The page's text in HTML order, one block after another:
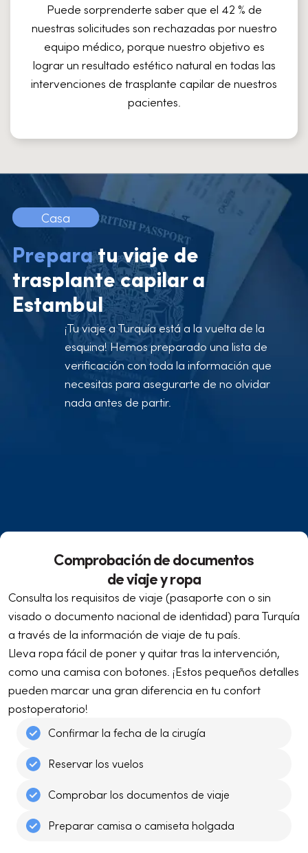
Puede sorprenderte saber que el 42 % de
nuestras solicitudes son rechazadas por nuestro
equipo médico, porque nuestro objetivo es
lograr un resultado estético natural en todas las
intervenciones de trasplante capilar de nuestros
pacientes.
Comprobación de documentos
de viaje y ropa
Consulta los requisitos de viaje (pasaporte con o sin
visado o documento nacional de identidad) para Turquía
a través de la información de viaje de tu país.
Lleva ropa fácil de poner y quitar tras la intervención,
como una camisa con botones. ¡Estos pequeños detalles
pueden marcar una gran diferencia en tu confort
postoperatorio!
Confirmar la fecha de la cirugía
Reservar los vuelos
Comprobar los documentos de viaje
Preparar camisa o camiseta holgada
Casa
Preparatu viaje de
trasplante capilar a
Estambul
¡Tu viaje a Turquía está a la vuelta de la
esquina! Hemos preparado una lista de
verificación con toda la información que
necesitas para asegurarte de no olvidar
nada antes de partir.